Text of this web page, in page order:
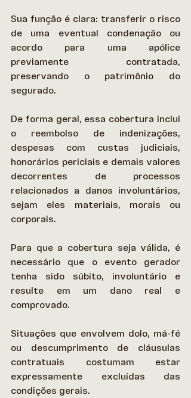
Sua função é clara: transferir o risco
de uma eventual condenação ou
acordo para uma apólice
previamente contratada,
preservando o patrimônio do
segurado.
De forma geral, essa cobertura inclui
o reembolso de indenizações,
despesas com custas judiciais,
honorários periciais e demais valores
decorrentes de processos
relacionados a danos involuntários,
sejam eles materiais, morais ou
corporais.
Para que a cobertura seja válida, é
necessário que o evento gerador
tenha sido súbito, involuntário e
resulte em um dano real e
comprovado.
Situações que envolvem dolo, má-fé
ou descumprimento de cláusulas
contratuais costumam estar
expressamente excluídas das
condições gerais.